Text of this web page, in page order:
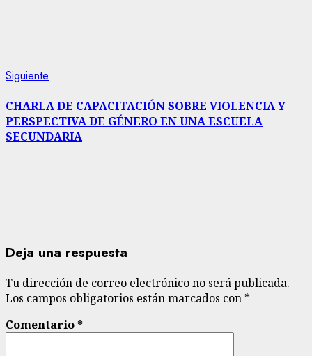
Siguiente
CHARLA DE CAPACITACIÓN SOBRE VIOLENCIA Y
PERSPECTIVA DE GÉNERO EN UNA ESCUELA
SECUNDARIA
Deja una respuesta
Tu dirección de correo electrónico no será publicada.
Los campos obligatorios están marcados con *
Comentario*